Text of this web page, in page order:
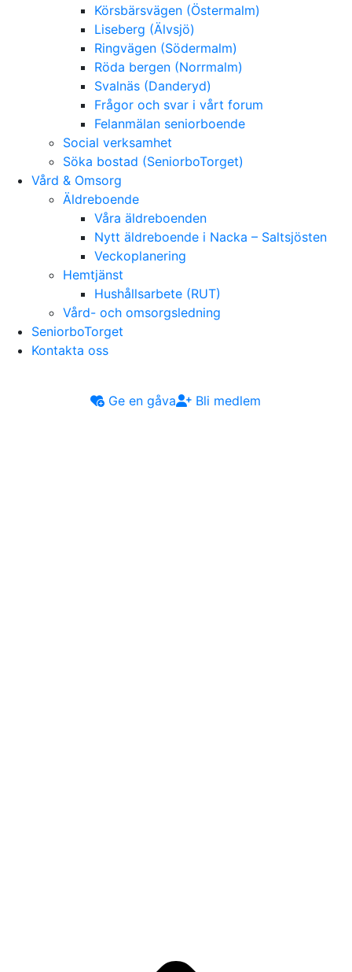
Körsbärsvägen (Östermalm)
Liseberg (Älvsjö)
Ringvägen (Södermalm)
Röda bergen (Norrmalm)
Svalnäs (Danderyd)
Frågor och svar i vårt forum
Felanmälan seniorboende
Social verksamhet
Söka bostad (SeniorboTorget)
Vård & Omsorg
Äldreboende
Våra äldreboenden
Nytt äldreboende i Nacka – Saltsjösten
Veckoplanering
Hemtjänst
Hushållsarbete (RUT)
Vård- och omsorgsledning
SeniorboTorget
Kontakta oss
Ge en gåva Bli medlem